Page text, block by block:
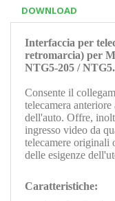
DOWNLOAD
Interfaccia per
retromarcia) per
NTG5-205 /
Consente il
telecamera
dell'auto. Offre,
ingresso video da
telecamere originali
delle esigenze
Caratteristiche: